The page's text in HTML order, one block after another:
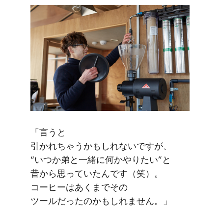
「言うと​
引かれちゃうかもしれないですが、​
“いつか弟と​一緒に​何かやりたい”と​
昔から​思っていたんです​（笑）。​
コーヒーは​あくまで​その​
ツールだったのかもしれません。​」